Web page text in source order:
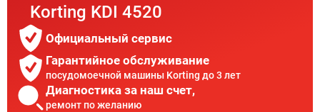
Korting KDI 4520
Официальный сервис
Гарантийное обслуживание
посудомоечной машины Korting до 3 лет
Диагностика за наш счет,
ремонт по желанию